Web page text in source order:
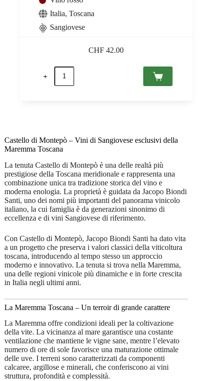
Italia, Toscana
Sangiovese
CHF 42.00
Sassoalloro
Oro
2020
0,75
quantità
Castello di Montepò – Vini di Sangiovese esclusivi della
Maremma Toscana
La tenuta Castello di Montepò è una delle realtà più
prestigiose della Toscana meridionale e rappresenta una
combinazione unica tra tradizione storica del vino e
moderna enologia. La proprietà è guidata da Jacopo Biondi
Santi, uno dei nomi più importanti del panorama vinicolo
italiano, la cui famiglia è da generazioni sinonimo di
eccellenza e di vini Sangiovese di riferimento.
Con Castello di Montepò, Jacopo Biondi Santi ha dato vita
a un progetto che preserva i valori classici della viticoltura
toscana, introducendo al tempo stesso un approccio
moderno e innovativo. La tenuta si trova nella Maremma,
una delle regioni vinicole più dinamiche e in forte crescita
in Italia negli ultimi anni.
La Maremma Toscana – Un terroir di grande carattere
La Maremma offre condizioni ideali per la coltivazione
della vite. La vicinanza al mare garantisce una costante
ventilazione che mantiene le vigne sane, mentre l’elevato
numero di ore di sole favorisce una maturazione ottimale
delle uve. I terreni sono caratterizzati da componenti
calcaree, argillose e minerali, che conferiscono ai vini
struttura, profondità e complessità.